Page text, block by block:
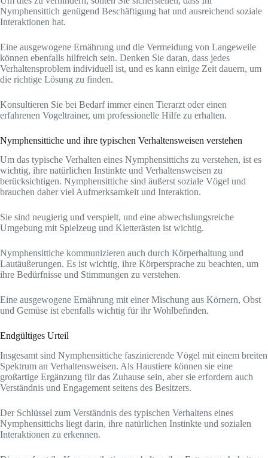
Nymphensittich genügend Beschäftigung hat und ausreichend soziale
Interaktionen hat.
Eine ausgewogene Ernährung und die Vermeidung von Langeweile
können ebenfalls hilfreich sein. Denken Sie daran, dass jedes
Verhaltensproblem individuell ist, und es kann einige Zeit dauern, um
die richtige Lösung zu finden.
Konsultieren Sie bei Bedarf immer einen Tierarzt oder einen
erfahrenen Vogeltrainer, um professionelle Hilfe zu erhalten.
Nymphensittiche und ihre typischen Verhaltensweisen verstehen
Um das typische Verhalten eines Nymphensittichs zu verstehen, ist es
wichtig, ihre natürlichen Instinkte und Verhaltensweisen zu
berücksichtigen. Nymphensittiche sind äußerst soziale Vögel und
brauchen daher viel Aufmerksamkeit und Interaktion.
Sie sind neugierig und verspielt, und eine abwechslungsreiche
Umgebung mit Spielzeug und Kletterästen ist wichtig.
Nymphensittiche kommunizieren auch durch Körperhaltung und
Lautäußerungen. Es ist wichtig, ihre Körpersprache zu beachten, um
ihre Bedürfnisse und Stimmungen zu verstehen.
Eine ausgewogene Ernährung mit einer Mischung aus Körnern, Obst
und Gemüse ist ebenfalls wichtig für ihr Wohlbefinden.
Endgültiges Urteil
Insgesamt sind Nymphensittiche faszinierende Vögel mit einem breiten
Spektrum an Verhaltensweisen. Als Haustiere können sie eine
großartige Ergänzung für das Zuhause sein, aber sie erfordern auch
Verständnis und Engagement seitens des Besitzers.
Der Schlüssel zum Verständnis des typischen Verhaltens eines
Nymphensittichs liegt darin, ihre natürlichen Instinkte und sozialen
Interaktionen zu erkennen.